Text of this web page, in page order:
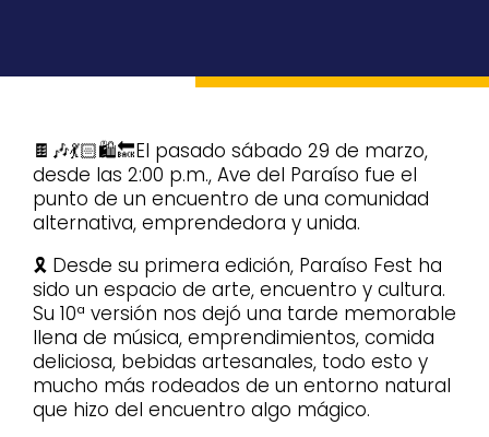
🍫🎶💃🏻🛍️🔙El pasado sábado 29 de marzo,
desde las 2:00 p.m., Ave del Paraíso fue el
punto de un encuentro de una comunidad
alternativa, emprendedora y unida.
🎗️ Desde su primera edición, Paraíso Fest ha
sido un espacio de arte, encuentro y cultura.
Su 10ª versión nos dejó una tarde memorable
llena de música, emprendimientos, comida
deliciosa, bebidas artesanales, todo esto y
mucho más rodeados de un entorno natural
que hizo del encuentro algo mágico.